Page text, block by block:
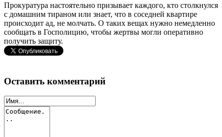
Прокуратура настоятельно призывает каждого, кто столкнулся
с домашним тираном или знает, что в соседней квартире
происходит ад, не молчать. О таких вещах нужно немедленно
сообщать в Госполицию, чтобы жертвы могли оперативно
получить защиту.
Оставить комментарий